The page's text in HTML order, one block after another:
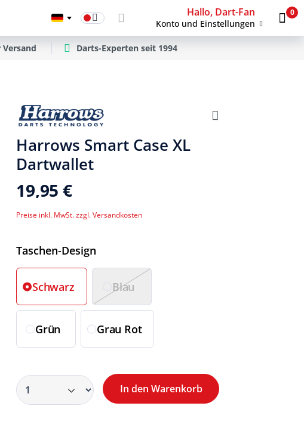
Hallo, Dart-Fan
Konto und Einstellungen
0
Darts-Experten seit 1994
Harrows Smart Case XL
Dartwallet
19,95 €
Preise inkl. MwSt. zzgl. Versandkosten
Taschen-Design
Schwarz Blau
Grün Grau Rot
In den Warenkorb